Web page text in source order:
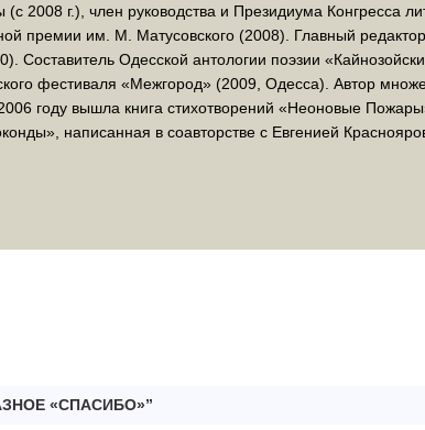
2008 г.), член руководства и Президиума Конгресса
премии им. М. Матусовского (2008). Главный
Составитель Одесской антологии поэзии
фестиваля «Межгород» (2009, Одесса). Автор
году вышла книга стихотворений «Неоновые
написанная в соавторстве с Евгенией
«СПАСИБО»”